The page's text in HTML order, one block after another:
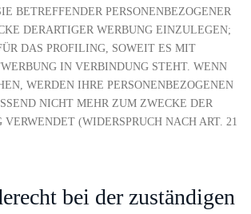
BETREFFENDER PERSONENBEZOGENER
DERARTIGER WERBUNG EINZULEGEN;
DAS PROFILING, SOWEIT ES MIT
IN VERBINDUNG STEHT. WENN
WERDEN IHRE PERSONENBEZOGENEN
NICHT MEHR ZUM ZWECKE DER
(WIDERSPRUCH NACH ART. 21
bei der zuständigen